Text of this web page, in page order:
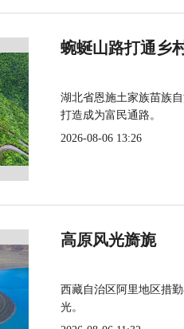
蜿蜒山路打通乡
湖北省恩施土家族苗族
打造成为富民通路。
2026-08-06 13:26
高原风光旖旎
西藏自治区阿里地区措
光。